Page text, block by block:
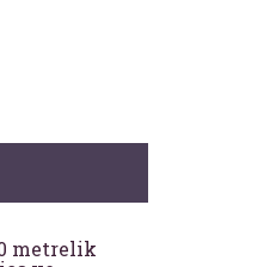
metrelik